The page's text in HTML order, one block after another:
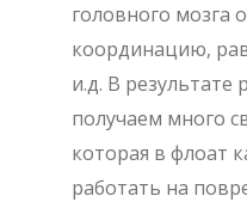
головного мозга
координацию,
и.д. В результате
получаем много
которая в флоат
работать на